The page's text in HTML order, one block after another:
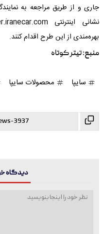
جاری و از طریق مراجعه به
بهره‌مندی از این طرح اقدام کنند.
منبع:تیتر کوتاه
سایپا محصولات سایپا
دیدگاه